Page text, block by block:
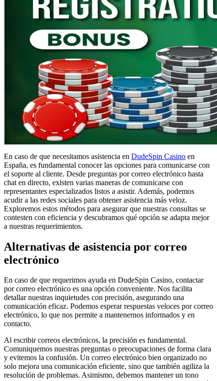
En caso de que necesitamos asistencia en DudeSpin Casino en
España, es fundamental conocer las opciones para comunicarse con
el soporte al cliente. Desde preguntas por correo electrónico hasta
chat en directo, existen varias maneras de comunicarse con
representantes especializados listos a asistir. Además, podemos
acudir a las redes sociales para obtener asistencia más veloz.
Exploremos estos métodos para asegurar que nuestras consultas se
contesten con eficiencia y descubramos qué opción se adapta mejor
a nuestras requerimientos.
Alternativas de asistencia por correo
electrónico
En caso de que requerimos ayuda en DudeSpin Casino, contactar
por correo electrónico es una opción conveniente. Nos facilita
detallar nuestras inquietudes con precisión, asegurando una
comunicación eficaz. Podemos esperar respuestas veloces por correo
electrónico, lo que nos permite a mantenernos informados y en
contacto.
Al escribir correos electrónicos, la precisión es fundamental.
Comuniquemos nuestras preguntas o preocupaciones de forma clara
y evitemos la confusión. Un correo electrónico bien organizado no
solo mejora una comunicación eficiente, sino que también agiliza la
resolución de problemas. Asimismo, debemos mantener un tono